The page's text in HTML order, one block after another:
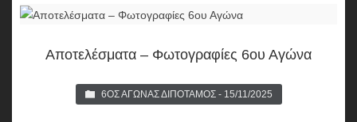
Αποτελέσματα – Φωτογραφίες 6ου Αγώνα
6ΟΣ ΑΓΏΝΑΣ ΔΙΠΌΤΑΜΟΣ - 15/11/2025